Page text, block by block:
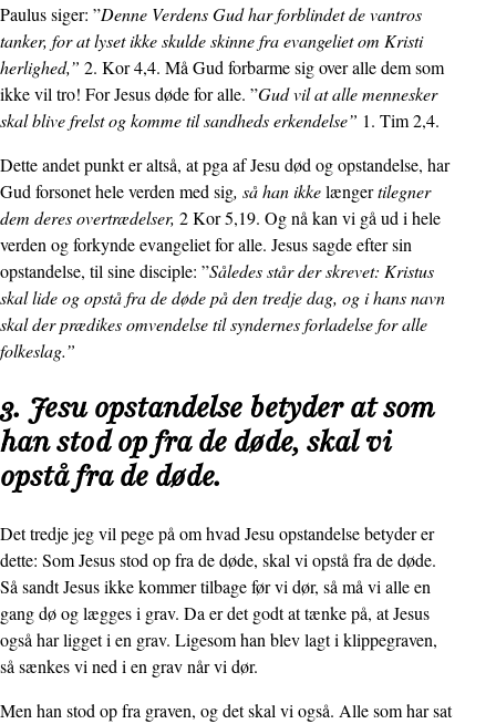
Paulus siger: ”Denne Verdens Gud har forblindet de vantros
tanker, for at lyset ikke skulde skinne fra evangeliet om Kristi
herlighed,” 2. Kor 4,4. Må Gud forbarme sig over alle dem som
ikke vil tro! For Jesus døde for alle. ”Gud vil at alle mennesker
skal blive frelst og komme til sandheds erkendelse” 1. Tim 2,4.
Dette andet punkt er altså, at pga af Jesu død og opstandelse, har
Gud forsonet hele verden med sig, så han ikkelængertilegner
dem deres overtrædelser, 2 Kor 5,19. Og nå kan vi gå ud i hele
verden og forkynde evangeliet for alle. Jesus sagde efter sin
opstandelse, til sine disciple: ”Således står der skrevet: Kristus
skal lide og opstå fra de døde på den tredje dag, og i hans navn
skal der prædikes omvendelse til syndernes forladelse for alle
folkeslag.”
3. Jesu opstandelse betyder at som
han stod op fra de døde, skal vi
opstå fra de døde.
Det tredje jeg vil pege på om hvad Jesu opstandelse betyder er
dette: Som Jesus stod op fra de døde, skal vi opstå fra de døde.
Så sandt Jesus ikke kommer tilbage før vi dør, så må vi alle en
gang dø og lægges i grav. Da er det godt at tænke på, at Jesus
også har ligget i en grav. Ligesom han blev lagt i klippegraven,
så sænkes vi ned i en grav når vi dør.
Men han stod op fra graven, og det skal vi også. Alle som har sat